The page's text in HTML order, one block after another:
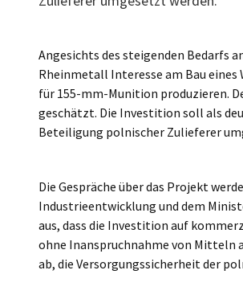
Angesichts des steigenden Bedarfs
Rheinmetall Interesse am Bau eines
für 155-mm-Munition produzieren.
geschätzt. Die Investition soll als
Beteiligung polnischer Zulieferer
Die Gespräche über das Projekt
Industrieentwicklung und dem
aus, dass die Investition auf
ohne Inanspruchnahme von Mitteln
ab, die Versorgungssicherheit der